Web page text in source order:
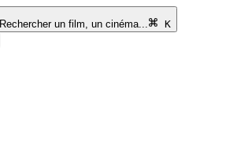
Rechercher un film, un cinéma...
K